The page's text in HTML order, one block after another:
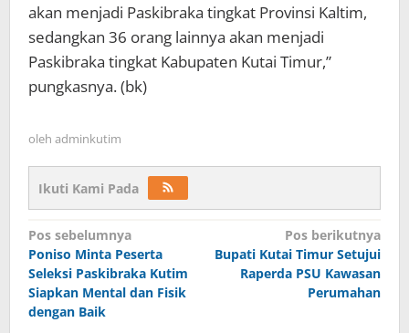
akan menjadi Paskibraka tingkat Provinsi Kaltim,
sedangkan 36 orang lainnya akan menjadi
Paskibraka tingkat Kabupaten Kutai Timur,”
pungkasnya. (bk)
oleh adminkutim
Ikuti Kami Pada
Navigasi
pos
Pos sebelumnya
Poniso Minta Peserta
Seleksi Paskibraka Kutim
Siapkan Mental dan Fisik
dengan Baik
Pos berikutnya
Bupati Kutai Timur Setujui
Raperda PSU Kawasan
Perumahan